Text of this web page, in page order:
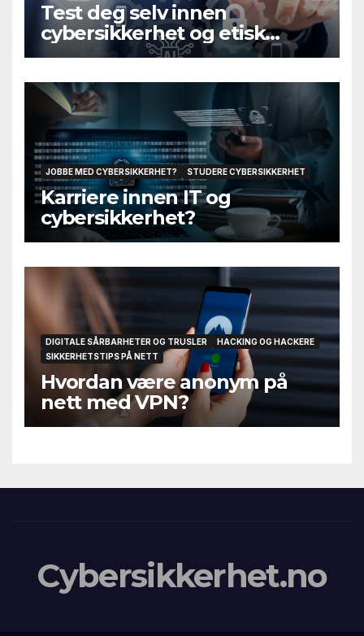
Test deg selv innen
cybersikkerhet og etisk
hacking
JOBBE MED CYBERSIKKERHET? STUDERE CYBERSIKKERHET
Karriere innen IT og
cybersikkerhet?
DIGITALE SÅRBARHETER OG TRUSLER
HACKING OG HACKERE
SIKKERHETSTIPS PÅ NETT
Hvordan være anonym på
nett med VPN?
Cybersikkerhet.no